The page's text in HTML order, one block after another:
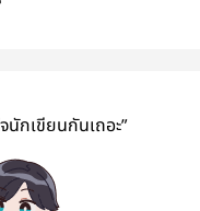
นักเขียนกันเถอะ”